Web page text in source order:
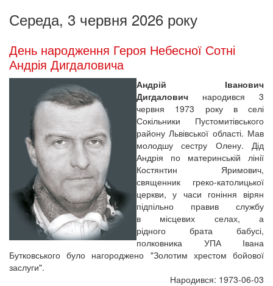
Середа, 3 червня 2026 року
День народження Героя Небесної Сотні
Андрія Дигдаловича
Андрій Іванович
Дигдалович народився 3
червня 1973 року в селі
Сокільники Пустомитівського
району Львівської області. Мав
молодшу сестру Олену. Дід
Андрія по материнській лінії
Костянтин Яримович,
священник греко-католицької
церкви, у часи гоніння вірян
підпільно правив службу
в місцевих селах, а
рідного брата бабусі,
полковника УПА Івана
Бутковського було нагороджено "Золотим хрестом бойової
заслуги".
Народився: 1973-06-03